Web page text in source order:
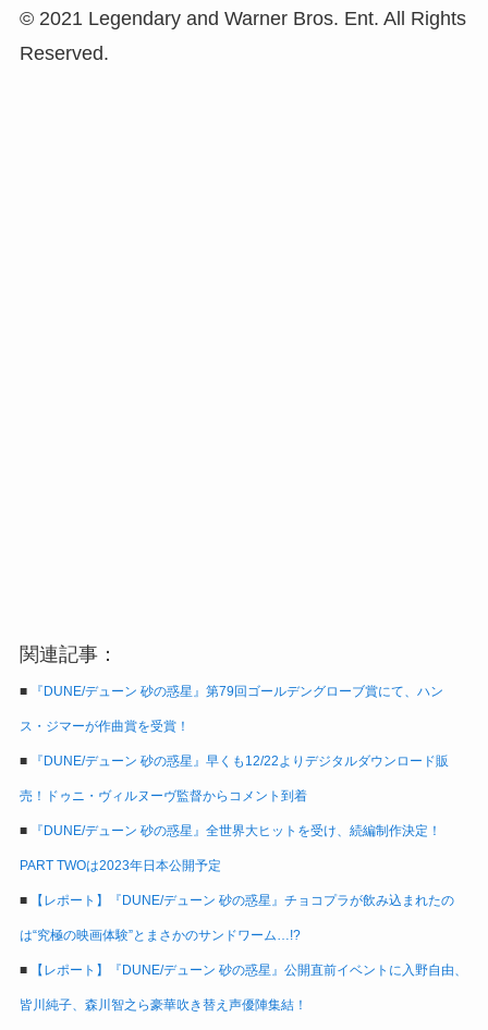
© 2021 Legendary and Warner Bros. Ent. All Rights
Reserved.
関連記事：
■ 『DUNE/デューン 砂の惑星』第79回ゴールデングローブ賞にて、ハン
ス・ジマーが作曲賞を受賞！
■ 『DUNE/デューン 砂の惑星』早くも12/22よりデジタルダウンロード販
売！ドゥニ・ヴィルヌーヴ監督からコメント到着
■ 『DUNE/デューン 砂の惑星』全世界大ヒットを受け、続編制作決定！
PART TWOは2023年日本公開予定
■ 【レポート】『DUNE/デューン 砂の惑星』チョコプラが飲み込まれたの
は“究極の映画体験”とまさかのサンドワーム…!?
■ 【レポート】『DUNE/デューン 砂の惑星』公開直前イベントに入野自由、
皆川純子、森川智之ら豪華吹き替え声優陣集結！